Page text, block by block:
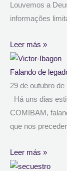
Louvemos a
informações
Leer más »
Falando de
29 de outubro de
Há uns dias
COMIBAM,
que nos
Leer más »